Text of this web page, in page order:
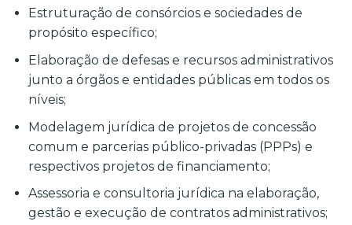
Estruturação de consórcios e sociedades de
propósito específico;
Elaboração de defesas e recursos administrativos
junto a órgãos e entidades públicas em todos os
níveis;
Modelagem jurídica de projetos de concessão
comum e parcerias público-privadas (PPPs) e
respectivos projetos de financiamento;
Assessoria e consultoria jurídica na elaboração,
gestão e execução de contratos administrativos;